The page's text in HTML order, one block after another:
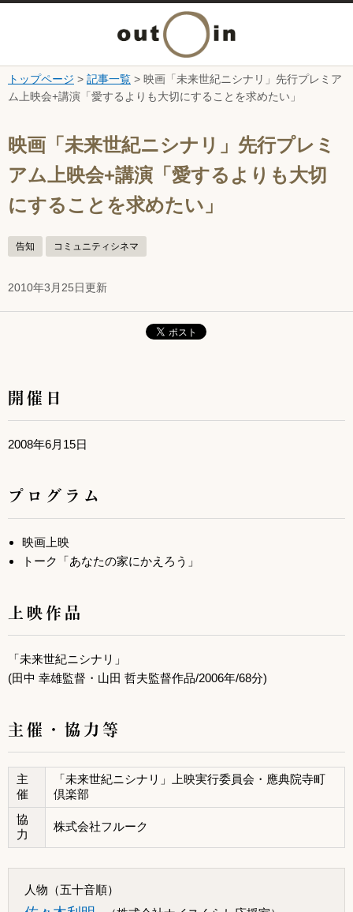
本文へ
ニ
ュ
ー
を
開
く
トップページ > 記事一覧 > 映画「未来世紀ニシナリ」先行プレミア
ム上映会+講演「愛するよりも大切にすることを求めたい」
映画「未来世紀ニシナリ」先行プレミ
アム上映会+講演「愛するよりも大切
にすることを求めたい」
告知 コミュニティシネマ
2010年3月25日更新
開催日
2008年6月15日
プログラム
映画上映
トーク「あなたの家にかえろう」
上映作品
「未来世紀ニシナリ」
(田中 幸雄監督・山田 哲夫監督作品/2006年/68分)
主催・協力等
主
催
「未来世紀ニシナリ」上映実行委員会・應典院寺町
倶楽部
協
力
株式会社フルーク
人物（五十音順）